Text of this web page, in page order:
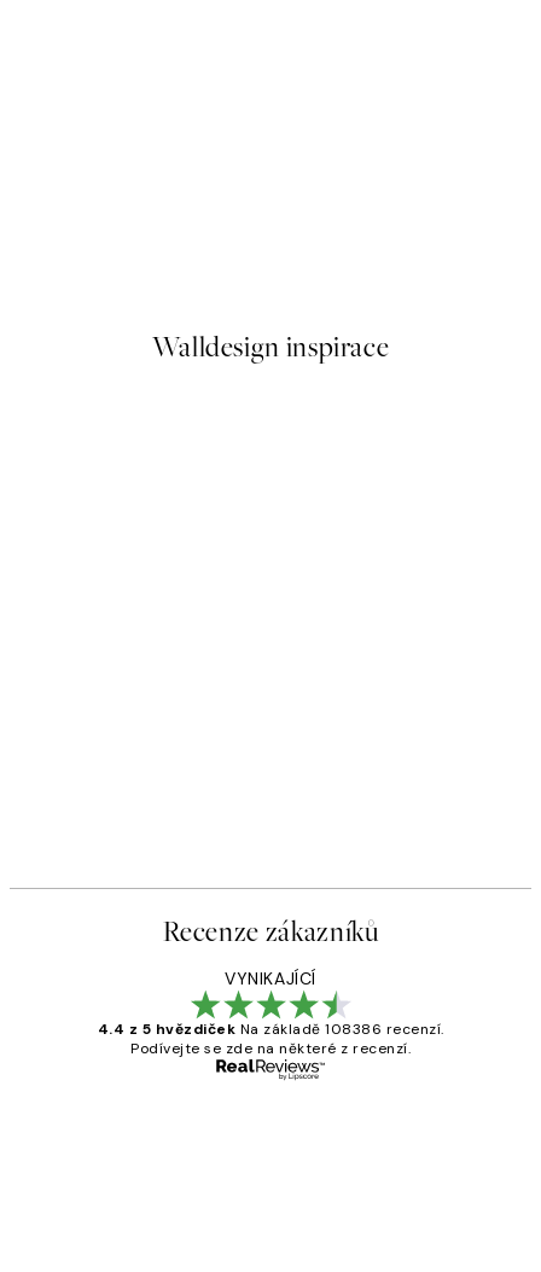
Walldesign inspirace
Recenze zákazníků
VYNIKAJÍCÍ
4.4 z 5 hvězdiček Na základě 108386 recenzí.
Podívejte se zde na některé z recenzí.